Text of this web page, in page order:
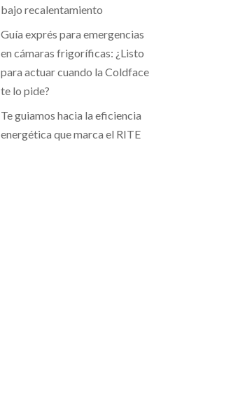
bajo recalentamiento
Guía exprés para emergencias
en cámaras frigoríficas: ¿Listo
para actuar cuando la Coldface
te lo pide?
Te guiamos hacia la eficiencia
energética que marca el RITE